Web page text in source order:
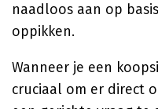
naadloos aan op
oppikken.
Wanneer je een
cruciaal om er direct